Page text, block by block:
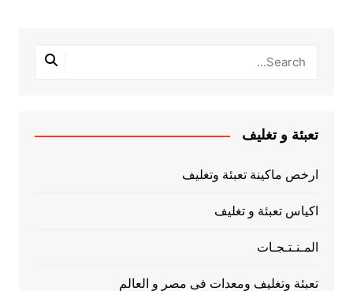
تعبئة و تغليف
ارخص ماكينة تعبئة وتغليف
اكياس تعبئة و تغليف
المـنـتـجـات
تعبئة وتغليف ومعدات فى مصر و العالم